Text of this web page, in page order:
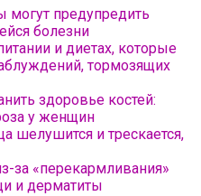
могут предупредить
болезни
и диетах, которые
тормозящих
здоровье костей:
у женщин
шелушится и трескается,
за «перекармливания»
и дерматиты